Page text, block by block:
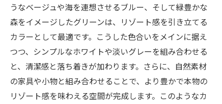
うなベージュや海を連想させるブルー、そして緑豊かな
森をイメージしたグリーンは、リゾート感を引き立てる
カラーとして最適です。こうした色合いをメインに据え
つつ、シンプルなホワイトや淡いグレーを組み合わせる
と、清潔感と落ち着きが加わります。さらに、自然素材
の家具や小物と組み合わせることで、より豊かで本物の
リゾート感を味わえる空間が完成します。このようなカ